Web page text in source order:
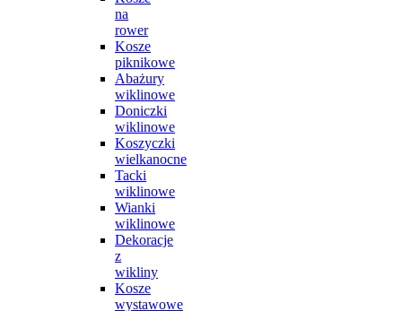
na
rower
Kosze
piknikowe
Abażury
wiklinowe
Doniczki
wiklinowe
Koszyczki
wielkanocne
Tacki
wiklinowe
Wianki
wiklinowe
Dekoracje
z
wikliny
Kosze
wystawowe